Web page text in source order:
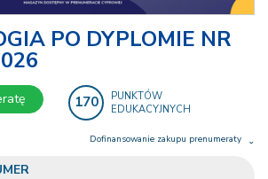
PO DYPLOMIE NR
170
PUNKTÓW
EDUKACYJNYCH
Dofinansowanie zakupu prenumeraty